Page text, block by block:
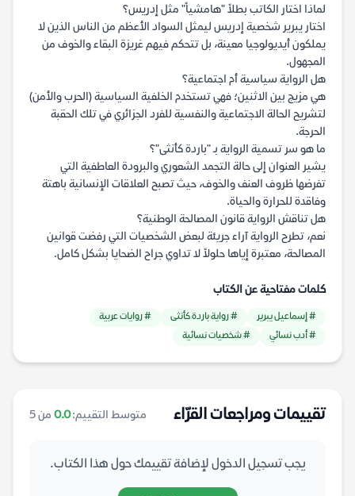
لماذا اختار الكاتب بطلاً "هامشياً" مثل إدريس؟
اختار يبرير شخصية إدريس ليمثل السواد الأعظم من الناس الذين لا
يملكون أيديولوجيا معينة، بل تتحكم فيهم غريزة البقاء والخوف من
المجهول.
هل الرواية سياسية أم اجتماعية؟
هي مزيج بين الاثنين؛ فهي تستخدم الخلفية السياسية (الحرب والأمن)
لتشريح الحالة الاجتماعية والنفسية للفرد الجزائري في تلك الحقبة
الحرجة.
ما هو سر تسمية الرواية بـ "باردة كأنثى"؟
يشير العنوان إلى حالة التجمد الشعوري والبرودة العاطفية التي
تفرضها ظروف العنف والخوف، حيث تصبح العلاقات الإنسانية باهتة
وفاقدة للحرارة والحياة.
هل تناقش الرواية قانون المصالحة الوطنية؟
نعم، تطرح الرواية آراء جريئة لبعض الشخصيات التي رفضت قوانين
المصالحة، معتبرة إياها حلولاً لا تداوي جراح الضحايا بشكل كامل.
كلمات مفتاحية عن الكتاب
# إسماعيل يبرير # رواية باردة كأنثى
# روايات عربية
# أدب نسائي
# شخصيات نسائية
تقييمات ومراجعات القرّاء متوسط التقييم:0.0 من 5
يجب تسجيل الدخول لإضافة تقييمك حول هذا الكتاب.